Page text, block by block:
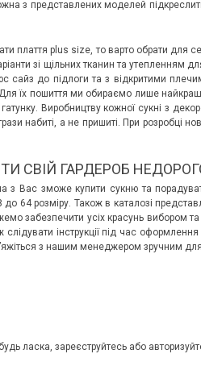
з представлених моделей підкреслить
плаття plus size, то варто обрати для
зі щільних тканин та утепленням
сайз до підлоги та з відкритими
їх пошиття ми обираємо лише
Виробництву кожної сукні з
набиті, а не пришиті. При розробці
СВІЙ ГАРДЕРОБ
з Вас зможе купити сукню та
до 64 розміру. Також в каталозі
забезпечити усіх красунь вибором
інструкції під час
з нашим менеджером зручним
ласка, зареєструйтесь або